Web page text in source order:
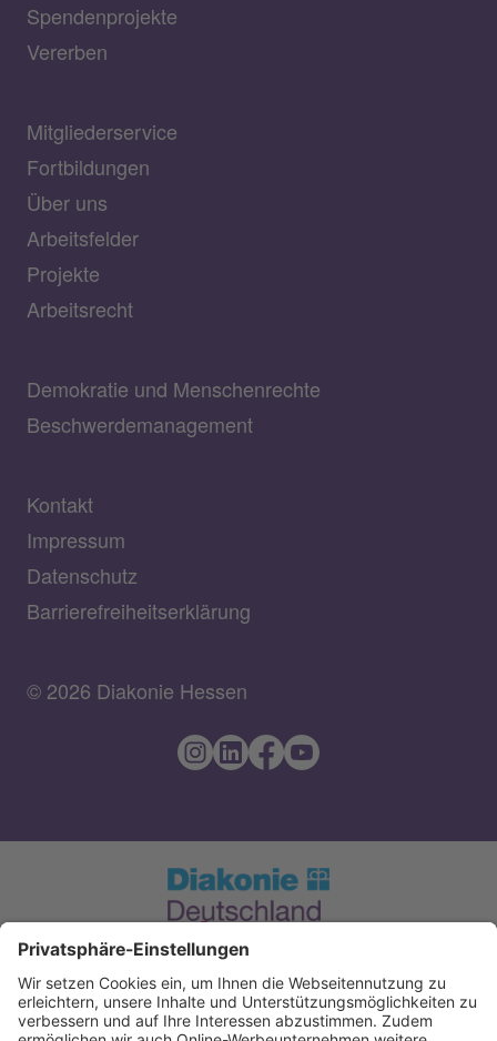
Spendenprojekte
Vererben
Mitgliederservice
Fortbildungen
Über uns
Arbeitsfelder
Projekte
Arbeitsrecht
Demokratie und Menschenrechte
Beschwerdemanagement
Kontakt
Impressum
Datenschutz
Barrierefreiheitserklärung
© 2026 Diakonie Hessen